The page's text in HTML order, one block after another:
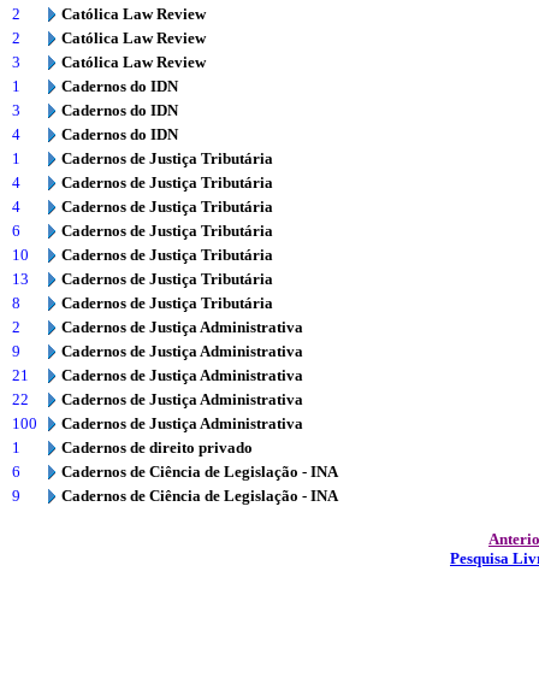
2
Católica Law Review
2
Católica Law Review
3
Católica Law Review
1
Cadernos do IDN
3
Cadernos do IDN
4
Cadernos do IDN
1
Cadernos de Justiça Tributária
4
Cadernos de Justiça Tributária
4
Cadernos de Justiça Tributária
6
Cadernos de Justiça Tributária
10
Cadernos de Justiça Tributária
13
Cadernos de Justiça Tributária
8
Cadernos de Justiça Tributária
2
Cadernos de Justiça Administrativa
9
Cadernos de Justiça Administrativa
21
Cadernos de Justiça Administrativa
22
Cadernos de Justiça Administrativa
100
Cadernos de Justiça Administrativa
1
Cadernos de direito privado
6
Cadernos de Ciência de Legislação - INA
9
Cadernos de Ciência de Legislação - INA
Pesquisa